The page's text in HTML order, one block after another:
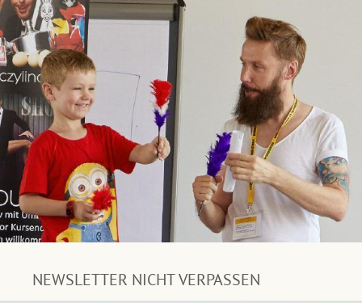
NEWSLETTER NICHT VERPASSEN